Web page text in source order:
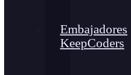
Embajadores
KeepCoders